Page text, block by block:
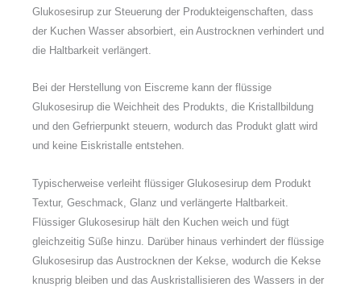
Glukosesirup zur Steuerung der Produkteigenschaften, dass
der Kuchen Wasser absorbiert, ein Austrocknen verhindert und
die Haltbarkeit verlängert.
Bei der Herstellung von Eiscreme kann der flüssige
Glukosesirup die Weichheit des Produkts, die Kristallbildung
und den Gefrierpunkt steuern, wodurch das Produkt glatt wird
und keine Eiskristalle entstehen.
Typischerweise verleiht flüssiger Glukosesirup dem Produkt
Textur, Geschmack, Glanz und verlängerte Haltbarkeit.
Flüssiger Glukosesirup hält den Kuchen weich und fügt
gleichzeitig Süße hinzu. Darüber hinaus verhindert der flüssige
Glukosesirup das Austrocknen der Kekse, wodurch die Kekse
knusprig bleiben und das Auskristallisieren des Wassers in der